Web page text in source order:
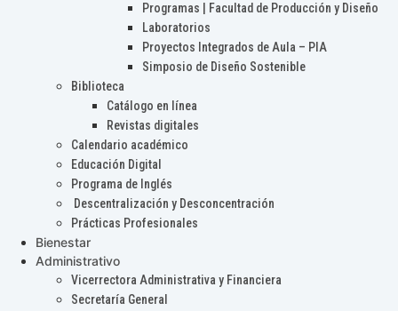
Programas | Facultad de Producción y Diseño
Laboratorios
Proyectos Integrados de Aula – PIA
Simposio de Diseño Sostenible
Biblioteca
Catálogo en línea
Revistas digitales
Calendario académico
Educación Digital
Programa de Inglés
Descentralización y Desconcentración
Prácticas Profesionales
Bienestar
Administrativo
Vicerrectora Administrativa y Financiera
Secretaría General